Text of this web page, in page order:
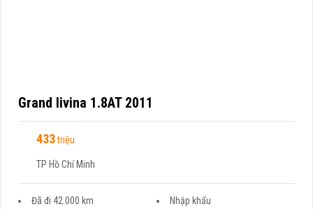
Grand livina 1.8AT 2011
433triệu
TP Hồ Chí Minh
Đã đi 42.000 km
Nhập khẩu